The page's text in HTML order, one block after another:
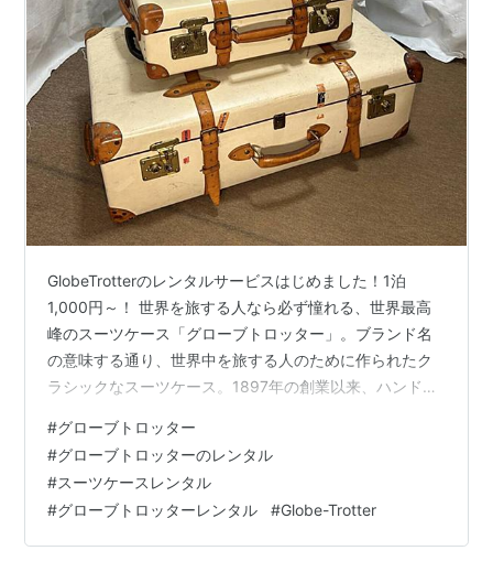
GlobeTrotterのレンタルサービスはじめました！1泊
1,000円～！ 世界を旅する人なら必ず憧れる、世界最高
峰のスーツケース「グローブトロッター」。ブランド名
の意味する通り、世界中を旅する人のために作られたク
ラシックなスーツケース。1897年の創業以来、ハンドメ
定価のため、スーツケースではトップクラスに高価なブ
ランド。ホテルや航空会社のカウンターで褒めてもらえ
ることも多く、アップグレードや優待のきっかけにもな
る頼れる旅行のパートナーだ。 私が愛用しているのは4
種類。最も格式の高いオリジナルシリーズのアタッシュ
#グローブトロッター
#グローブトロッターのレンタル
#スーツケースレンタル
#グローブトロッターレンタル #Globe-Trotter